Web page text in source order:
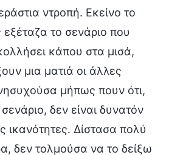
ντροπή. Εκείνο το
το σενάριο που
κάπου στα μισά,
μια ματιά οι άλλες
μήπως πουν ότι,
δεν είναι δυνατόν
ικανότητες. Δίστασα πολύ
δεν τολμούσα να το δείξω